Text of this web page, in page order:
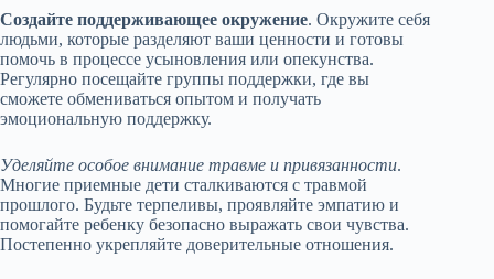
Создайте поддерживающее окружение. Окружите себя
людьми, которые разделяют ваши ценности и готовы
помочь в процессе усыновления или опекунства.
Регулярно посещайте группы поддержки, где вы
сможете обмениваться опытом и получать
эмоциональную поддержку.
Уделяйте особое внимание травме и привязанности.
Многие приемные дети сталкиваются с травмой
прошлого. Будьте терпеливы, проявляйте эмпатию и
помогайте ребенку безопасно выражать свои чувства.
Постепенно укрепляйте доверительные отношения.